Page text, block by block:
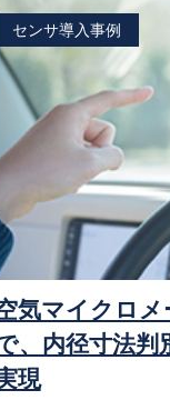
センサ導入事例
気マイクロメ
、内径寸法
現